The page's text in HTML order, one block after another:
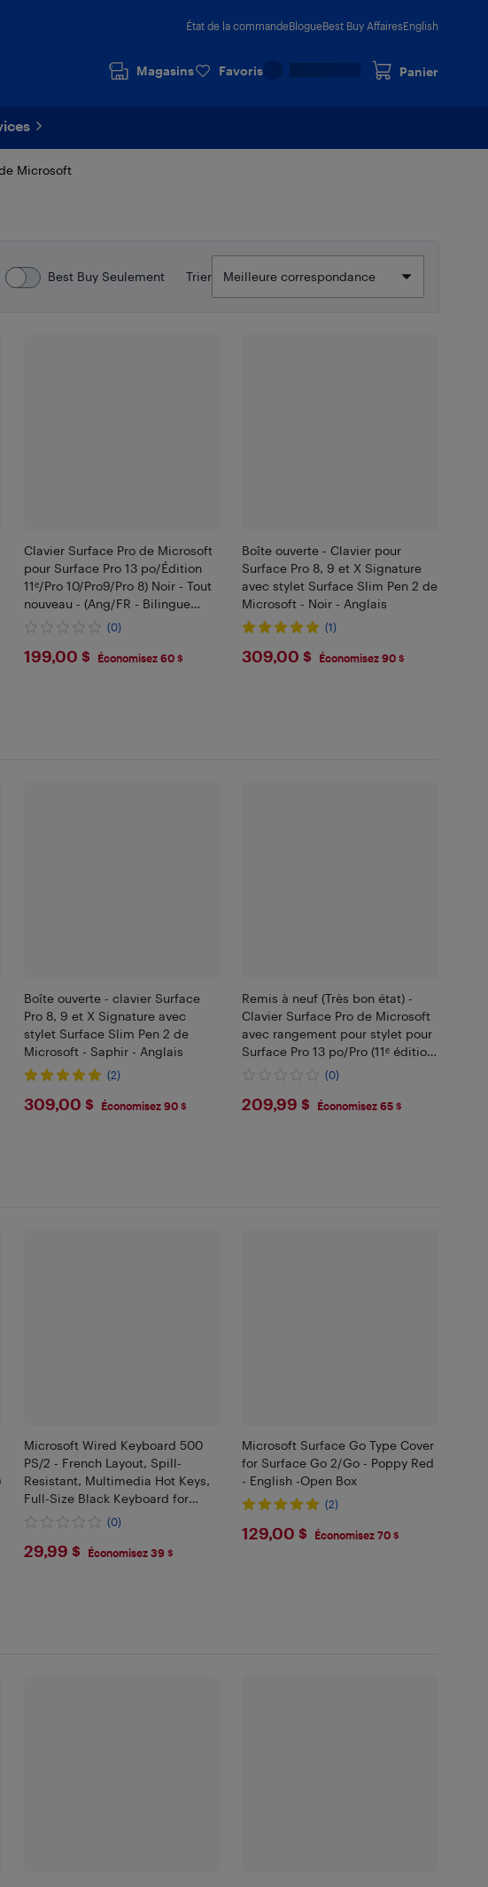
État de la commandeBlogueBest Buy AffairesEnglish
Magasins Favoris Panier
Microsoft
Best Buy Seulement Trier
Clavier Surface Pro de Microsoft
pour Surface Pro 13 po/Édition
11ᵉ/Pro 10/Pro9/Pro 8) Noir - Tout
nouveau - (Ang/FR - Bilingue
canadien)
(0)
$199
199,00 $ Économisez 60 $
Boîte ouverte - Clavier pour
Surface Pro 8, 9 et X Signature
avec stylet Surface Slim Pen 2 de
Microsoft - Noir - Anglais
(1)
$309
309,00 $ Économisez 90 $
Boîte ouverte - clavier Surface
Pro 8, 9 et X Signature avec
stylet Surface Slim Pen 2 de
Microsoft - Saphir - Anglais
(2)
$309
309,00 $ Économisez 90 $
Remis à neuf (Très bon état) -
Clavier Surface Pro de Microsoft
avec rangement pour stylet pour
Surface Pro 13 po/Pro (11ᵉ édition
Surface)/Pro 8/Pro 9 - Modèle
(0)
$209.99
209,99 $ Économisez 65 $
Microsoft Wired Keyboard 500
PS/2 - French Layout, Spill-
Resistant, Multimedia Hot Keys,
Full-Size Black Keyboard for
Windows PC
(0)
$29.99
29,99 $ Économisez 39 $
Microsoft Surface Go Type Cover
for Surface Go 2/Go - Poppy Red
- English -Open Box
(2)
$129
129,00 $ Économisez 70 $